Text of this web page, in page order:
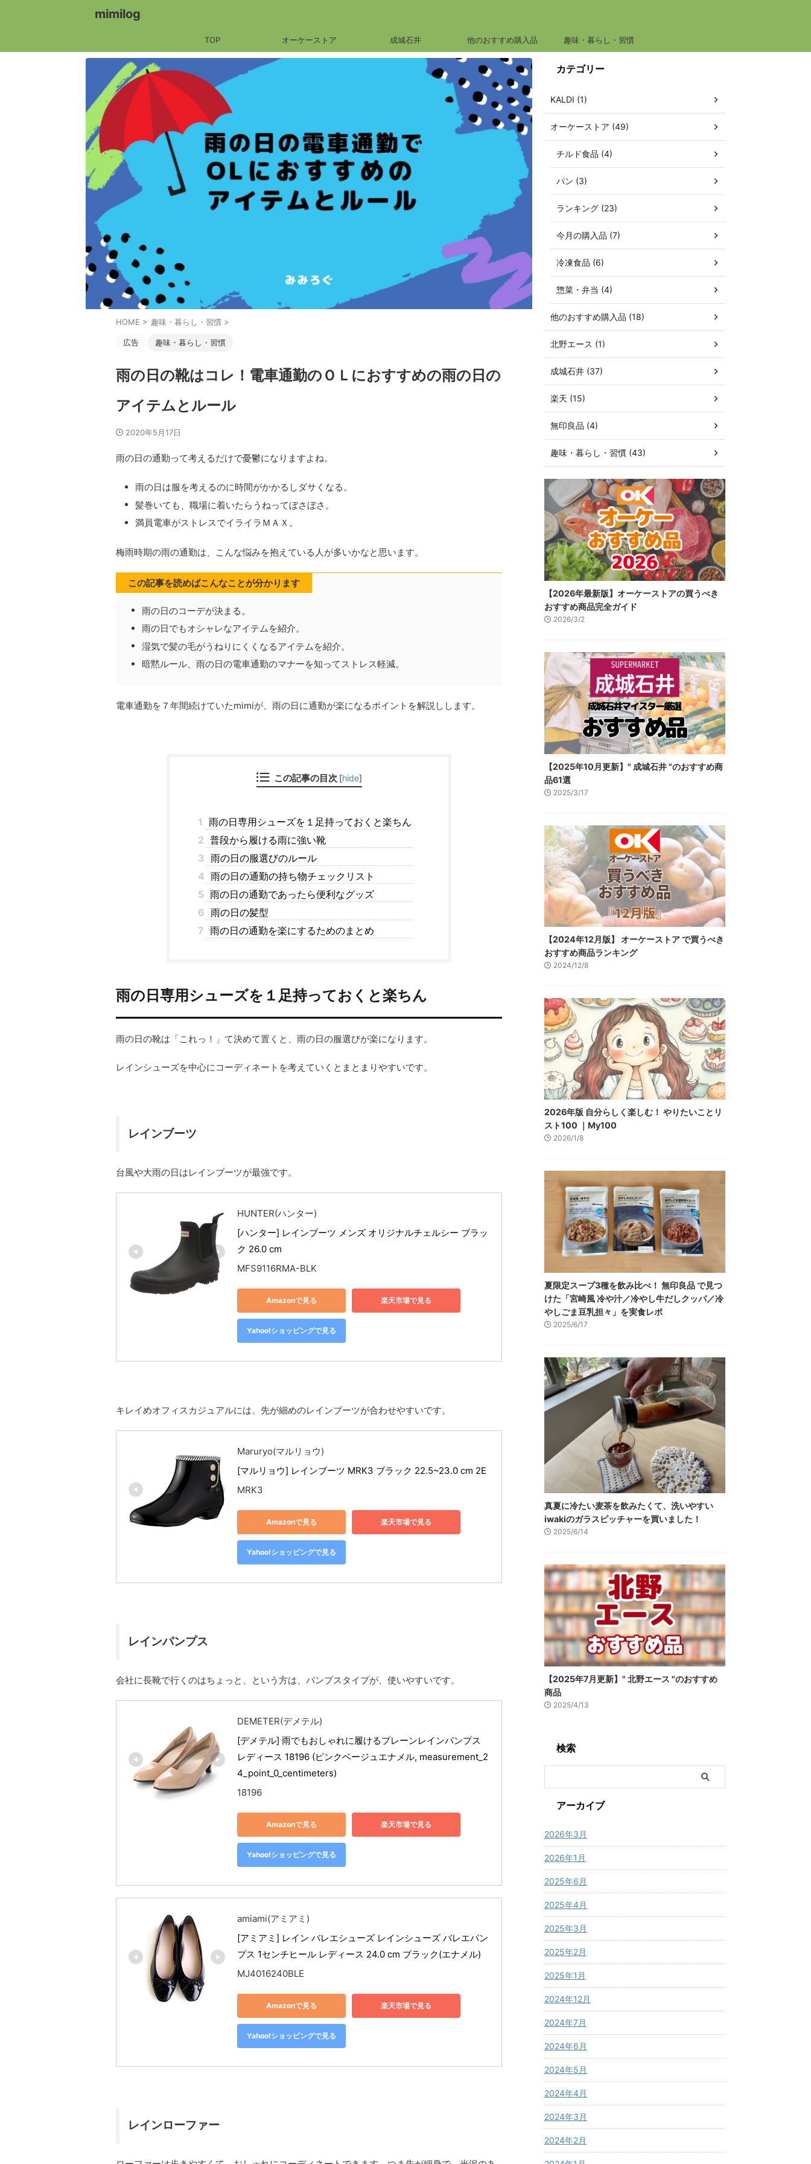
mimilog
TOP オーケーストア 成城石井 他のおすすめ購入品 趣味・暮らし・習慣
HOME > 趣味・暮らし・習慣 >
広告 趣味・暮らし・習慣
雨の日の靴はコレ！電車通勤のＯＬにおすすめの雨の日の
アイテムとルール
2020年5月17日
雨の日の通勤って考えるだけで憂鬱になりますよね。
雨の日は服を考えるのに時間がかかるしダサくなる。
髪巻いても、職場に着いたらうねってぼさぼさ。
満員電車がストレスでイライラＭＡＸ。
梅雨時期の雨の通勤は、こんな悩みを抱えている人が多いかなと思います。
この記事を読めばこんなことが分かります
雨の日のコーデが決まる。
雨の日でもオシャレなアイテムを紹介。
湿気で髪の毛がうねりにくくなるアイテムを紹介。
暗黙ルール、雨の日の電車通勤のマナーを知ってストレス軽減。
電車通勤を７年間続けていたmimiが、雨の日に通勤が楽になるポイントを解説しします。
この記事の目次 [hide]
1 雨の日専用シューズを１足持っておくと楽ちん
2 普段から履ける雨に強い靴
3 雨の日の服選びのルール
4 雨の日の通勤の持ち物チェックリスト
5 雨の日の通勤であったら便利なグッズ
6 雨の日の髪型
7 雨の日の通勤を楽にするためのまとめ
雨の日専用シューズを１足持っておくと楽ちん
雨の日の靴は「これっ！」て決めて置くと、雨の日の服選びが楽になります。
レインシューズを中心にコーディネートを考えていくとまとまりやすいです。
レインブーツ
台風や大雨の日はレインブーツが最強です。
HUNTER(ハンター)
[ハンター] レインブーツ メンズ オリジナルチェルシー ブラッ
ク 26.0 cm
MFS9116RMA-BLK
Amazonで見る 楽天市場で見る
Yahoo!ショッピングで見る
キレイめオフィスカジュアルには、先が細めのレインブーツが合わせやすいです。
Maruryo(マルリョウ)
[マルリョウ] レインブーツ MRK3 ブラック 22.5~23.0 cm 2E
MRK3
Amazonで見る 楽天市場で見る
Yahoo!ショッピングで見る
レインパンプス
会社に長靴で行くのはちょっと、という方は、パンプスタイプが、使いやすいです。
DEMETER(デメテル)
[デメテル] 雨でもおしゃれに履けるプレーンレインパンプス
レディース 18196 (ピンクベージュエナメル, measurement_2
4_point_0_centimeters)
18196
Amazonで見る 楽天市場で見る
Yahoo!ショッピングで見る
amiami(アミアミ)
[アミアミ] レイン バレエシューズ レインシューズ バレエパン
プス 1センチヒール レディース 24.0 cm ブラック(エナメル)
MJ4016240BLE
Amazonで見る 楽天市場で見る
Yahoo!ショッピングで見る
レインローファー
カテゴリー
KALDI (1)
オーケーストア (49)
チルド食品 (4)
パン (3)
ランキング (23)
今月の購入品 (7)
冷凍食品 (6)
惣菜・弁当 (4)
他のおすすめ購入品 (18)
北野エース (1)
成城石井 (37)
楽天 (15)
無印良品 (4)
趣味・暮らし・習慣 (43)
【2026年最新版】オーケーストアの買うべき
おすすめ商品完全ガイド
2026/3/2
【2025年10月更新】" 成城石井 "のおすすめ商
品61選
2025/3/17
【2024年12月版】 オーケーストア で買うべき
おすすめ商品ランキング
2024/12/8
2026年版 自分らしく楽しむ！ やりたいことリ
スト100 ｜My100
2026/1/8
夏限定スープ3種を飲み比べ！ 無印良品 で見つ
けた「宮崎風 冷や汁／冷やし牛だしクッパ／冷
やしごま豆乳担々」を実食レポ
2025/6/17
真夏に冷たい麦茶を飲みたくて、洗いやすい
iwakiのガラスピッチャーを買いました！
2025/6/14
【2025年7月更新】" 北野エース "のおすすめ
商品
2025/4/13
検索
アーカイブ
2026年3月
2026年1月
2025年6月
2025年4月
2025年3月
2025年2月
2025年1月
2024年12月
2024年7月
2024年6月
2024年5月
2024年4月
2024年3月
2024年2月